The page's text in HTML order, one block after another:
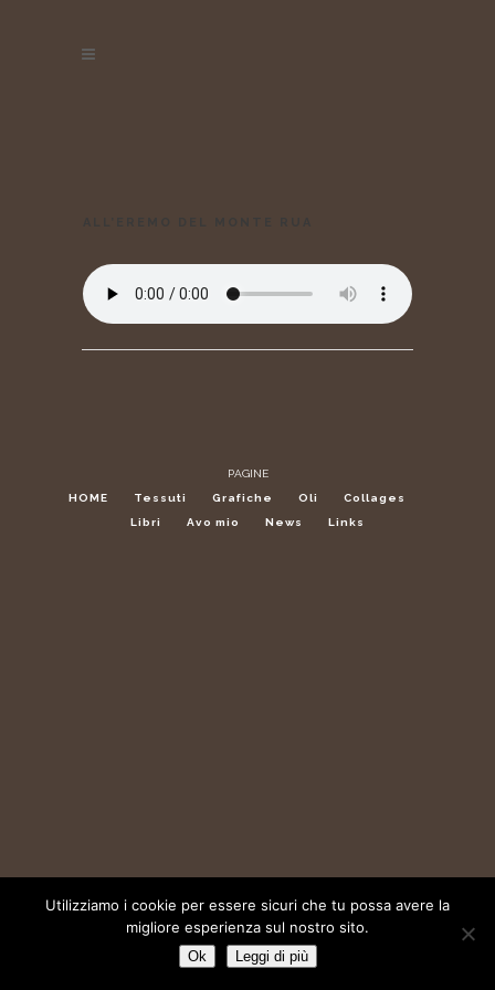
PAGINE
HOME
Tessuti Grafiche Oli
Collages
Libri
Avo mio News Links
Utilizziamo i cookie per essere sicuri che tu possa avere la
migliore esperienza sul nostro sito.
Ok Leggi di più